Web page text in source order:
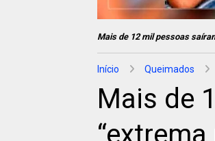
Mais de 12 mil pessoas
Início Queimados
Mais de